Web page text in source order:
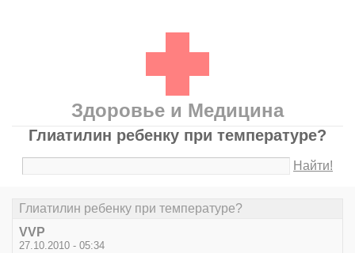
Здоровье и Медицина
Глиатилин ребенку при температуре?
Найти!
Глиатилин ребенку при температуре?
VVP
27.10.2010 - 05:34